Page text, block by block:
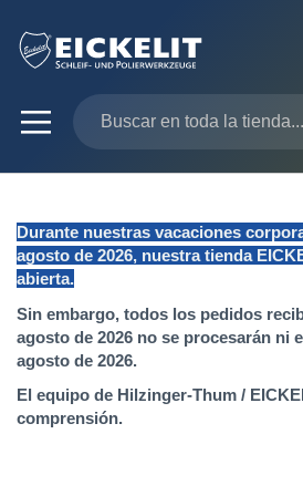
Durante nuestras vacaciones
agosto de 2026, nuestra tienda
abierta.
Sin embargo, todos los pedidos
agosto de 2026 no se procesarán ni
agosto de 2026.
El equipo de Hilzinger-Thum /
comprensión.